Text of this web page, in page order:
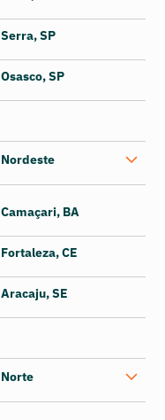
Serra, SP
Osasco, SP
Nordeste
Camaçari, BA
Fortaleza, CE
Aracaju, SE
Norte